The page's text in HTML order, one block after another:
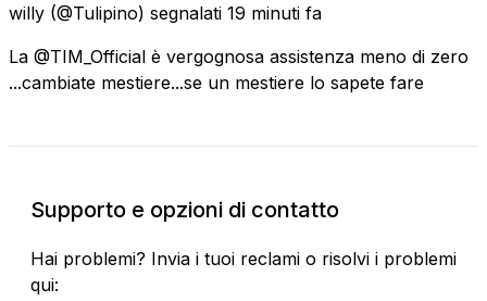
willy (@Tulipino) segnalati 19 minuti fa
La @TIM_Official è vergognosa assistenza meno di zero
...cambiate mestiere...se un mestiere lo sapete fare
Supporto e opzioni di contatto
Hai problemi? Invia i tuoi reclami o risolvi i problemi
qui: